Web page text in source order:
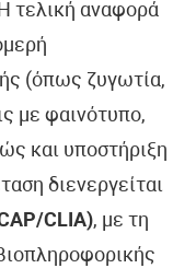
τελική αναφορά
(όπως ζυγωτία,
με φαινότυπο,
και υποστήριξη
διενεργείται
CLIA), με τη